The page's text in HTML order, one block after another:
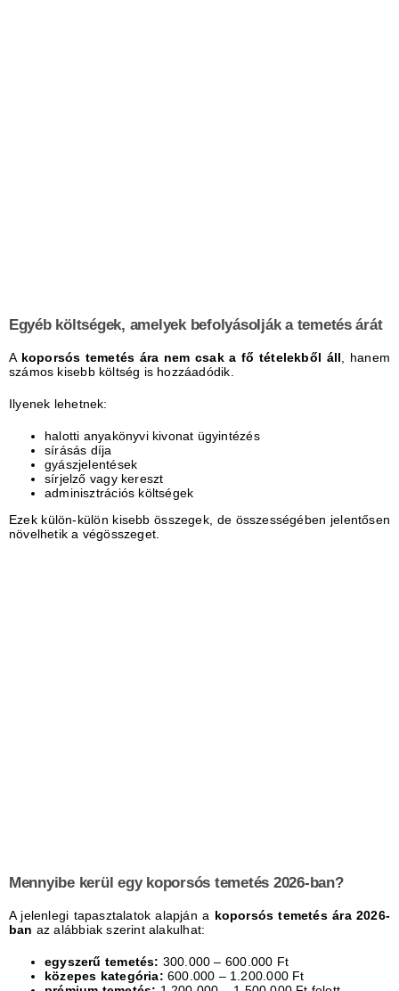
Egyéb költségek, amelyek befolyásolják a temetés árát
A koporsós temetés ára nem csak a fő tételekből áll , hanem
számos kisebb költség is hozzáadódik.
Ilyenek lehetnek:
halotti anyakönyvi kivonat ügyintézés
sírásás díja
gyászjelentések
sírjelző vagy kereszt
adminisztrációs költségek
Ezek külön-külön kisebb összegek, de összességében jelentősen
növelhetik a végösszeget.
Mennyibe kerül egy koporsós temetés 2026-ban?
A jelenlegi tapasztalatok alapján a koporsós temetés ára 2026-
ban az alábbiak szerint alakulhat:
egyszerű temetés: 300.000 – 600.000 Ft
közepes kategória: 600.000 – 1.200.000 Ft